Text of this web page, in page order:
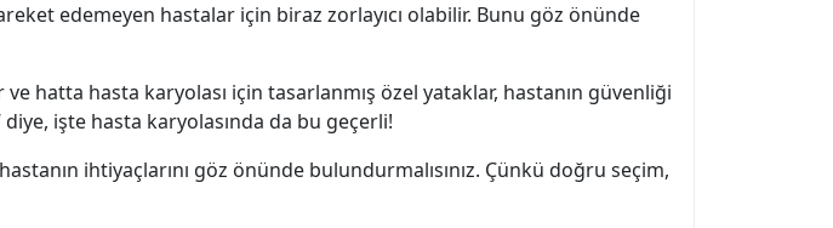
edemeyen hastalar için biraz zorlayıcı olabilir. Bunu göz önünde
hatta hasta karyolası için tasarlanmış özel yataklar, hastanın güvenliği
işte hasta karyolasında da bu geçerli!
ihtiyaçlarını göz önünde bulundurmalısınız. Çünkü doğru seçim,